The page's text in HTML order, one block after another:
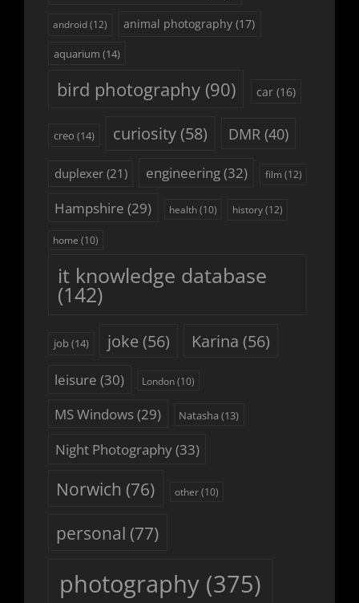
android(12) animal photography (17)
aquarium (14)
bird photography(90) car(16)
creo (14) curiosity(58) DMR (40)
duplexer(21) engineering(32) film (12)
Hampshire (29) health(10) history(12)
home (10)
it knowledge database
(142)
job(14) joke (56) Karina (56)
leisure (30) London(10)
MS Windows(29) Natasha (13)
Night Photography(33)
Norwich (76) other(10)
personal (77)
photography(375)